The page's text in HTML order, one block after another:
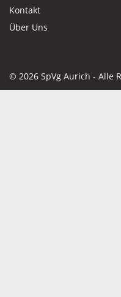
Kontakt
Über Uns
© 2026 SpVg Aurich - Alle